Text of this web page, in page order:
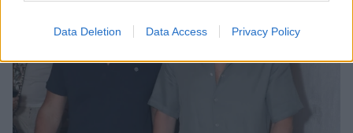
Data Deletion Data Access Privacy Policy